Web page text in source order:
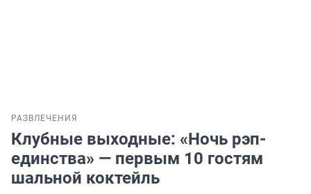
РАЗВЛЕЧЕНИЯ
Клубные выходные: «Ночь рэп-
единства» — первым 10 гостям
шальной коктейль